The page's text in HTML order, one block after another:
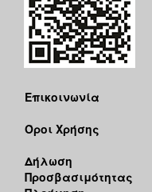
Επικοινωνία
Όροι Χρήσης
Δήλωση
Προσβασιμότητας